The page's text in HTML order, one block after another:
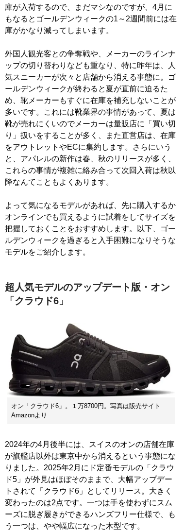
庫が入荷するので、まだマシなのですが、4月に
もなるとゴールデンウィークの1～2週間前には在
庫がかなり減ってしまいます。
外国人観光客との争奪戦や、メーカーのラインナ
ップの切り替わりなども重なり、特に昨年は、人
気スニーカーが次々と店舗から消える事態に。ゴ
ールデンウィークが終わると夏が直前に迫るた
め、靴メーカーもすぐに在庫を補充しないことが
多いです。これには靴業界の事情があって、夏は
靴が売れにくいのでメーカーは量販店に「買い切
り」扱いをすることが多く、また直営店は、在庫
をアウトレットやECに集約します。さらにいう
と、アパレルの新作は春、秋のリリースが多く、
これらの事情が複雑に絡み合って次回入荷は秋以
降なんてこともよくあります。
よって気になるモデルがあれば、先に購入するか
オンラインでも買えるように試着をしてサイズを
把握しておくことをおすすめします。以下、ゴー
ルデンウィークを過ぎると入手困難になりそうな
モデルをご紹介します。
超人気モデルのアップデート版・オン
「クラウド6」
オン「クラウド6」。１万8700円。写真は販売サイト
Amazonより
2024年の4月後半には、スイスのオンの店舗在庫
が旗艦店以外は東京中から消えるという事態にな
りました。2025年2月にド定番モデルの「クラウ
ド5」が外見はほぼそのままで、大幅アップデー
トされて「クラウド6」としてリリース。大きく
変わったのは2点です。一つは手を使わずにスム
ーズに脱ぎ履きができるハンズフリー仕様で、も
う一つは、やや幅広になった木型です。